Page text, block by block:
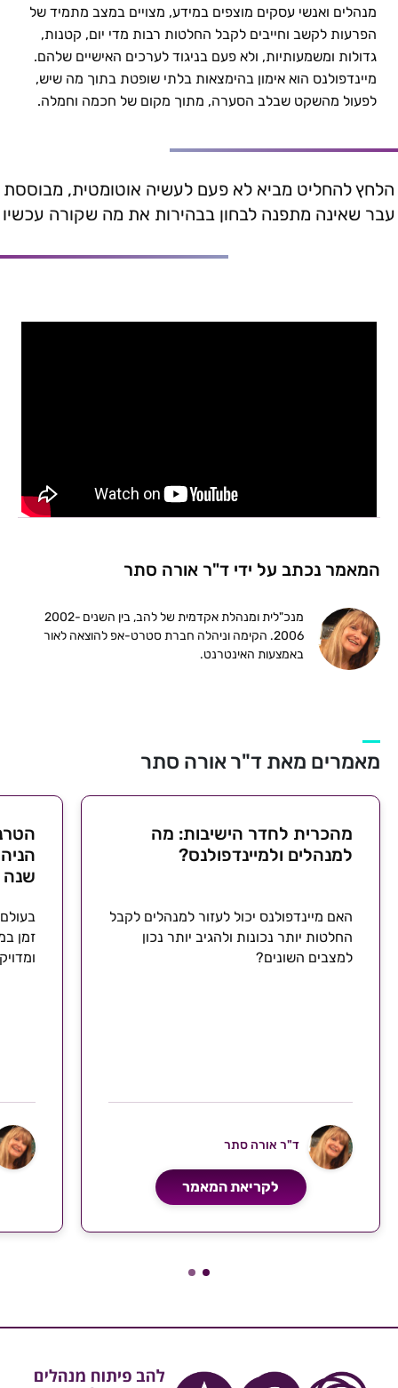
מנהיגות עסקית וניהולית במיינדפולנס | ד"ר אורה סתר
מנהלים ואנשי עסקים מוצפים במידע, מצויים במצב מתמיד של
הפרעות לקשב וחייבים לקבל החלטות רבות מדי יום, קטנות,
גדולות ומשמעותיות, ולא פעם בניגוד לערכים האישיים שלהם.
מיינדפולנס הוא אימון בהימצאות בלתי שופטת בתוך מה שיש,
לפעול מהשקט שבלב הסערה, מתוך מקום של חכמה וחמלה.
הלחץ להחליט מביא לא פעם לעשיה אוטומטית, מבוססת
עבר שאינה מתפנה לבחון בבהירות את מה שקורה עכשיו
המאמר נכתב על ידי ד"ר אורה סתר
מנכ"לית ומנהלת אקדמית של להב, בין השנים 2002-
2006. הקימה וניהלה חברת סטרט-אפ להוצאה לאור
באמצעות האינטרנט.
מאמרים מאת ד"ר אורה סתר
מהכרית לחדר הישיבות: מה
למנהלים ולמיינדפולנס?
האם מיינדפולנס יכול לעזור למנהלים לקבל
החלטות יותר נכונות ולהגיב יותר נכון
למצבים השונים?
ד"ר אורה סתר
לקריאת המאמר
שנה
זמן